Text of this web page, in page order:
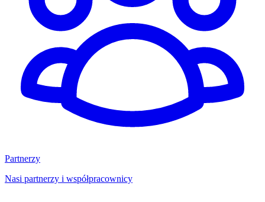
Partnerzy
Nasi partnerzy i współpracownicy